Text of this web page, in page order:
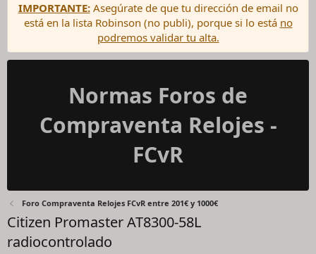
IMPORTANTE:Asegúrate de que tu dirección de email no
está en la lista Robinson (no publi), porque si lo está no
podremos validar tu alta.
Normas Foros de
Compraventa Relojes -
FCvR
Foro Compraventa Relojes FCvR entre 201€ y 1000€
Citizen Promaster AT8300-58L
radiocontrolado